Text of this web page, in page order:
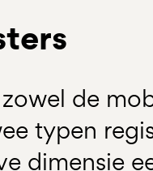
de
typen
dimensie